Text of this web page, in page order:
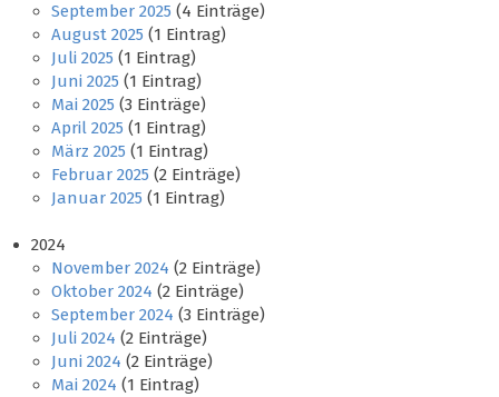
September 2025 (4 Einträge)
August 2025 (1 Eintrag)
Juli 2025 (1 Eintrag)
Juni 2025 (1 Eintrag)
Mai 2025 (3 Einträge)
April 2025 (1 Eintrag)
März 2025 (1 Eintrag)
Februar 2025 (2 Einträge)
Januar 2025 (1 Eintrag)
2024
November 2024 (2 Einträge)
Oktober 2024 (2 Einträge)
September 2024 (3 Einträge)
Juli 2024 (2 Einträge)
Juni 2024 (2 Einträge)
Mai 2024 (1 Eintrag)